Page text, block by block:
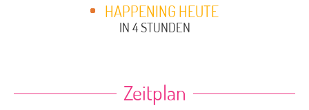
HAPPENING HEUTE
IN 4 STUNDEN
Zeitplan